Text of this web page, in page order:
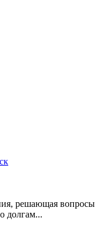
решающая вопросы
долгам...